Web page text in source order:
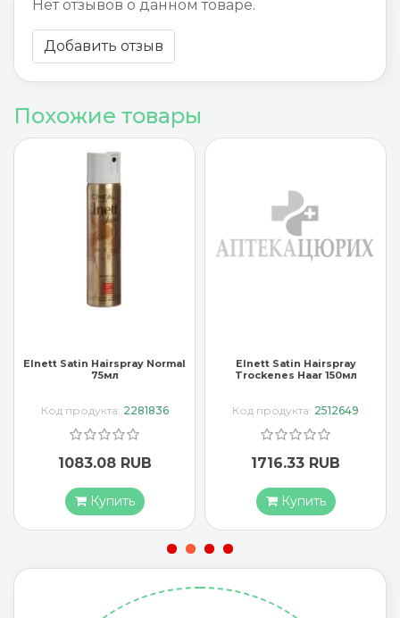
Нет отзывов о данном товаре.
Добавить отзыв
Похожие товары
Elnett Satin Hairspray Normal
75мл
Код продукта: 2281836
1083.08 RUB
Купить
Elnett Satin Hairspray
Trockenes Haar 150мл
Код продукта: 2512649
1716.33 RUB
Купить